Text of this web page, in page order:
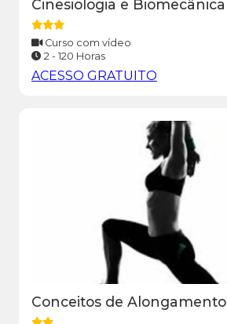
Cinesiologia e Biomecânica
Curso com vídeo
2 - 120 Horas
ACESSO GRATUITO
Conceitos de Alongamento